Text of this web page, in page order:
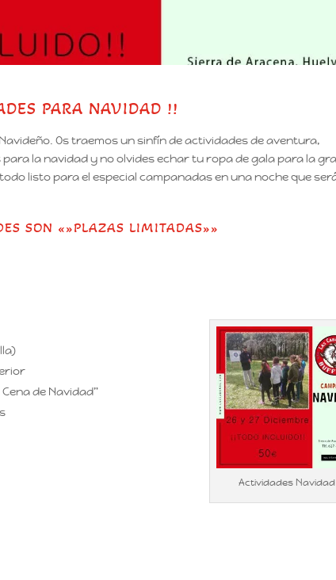
PARA NAVIDAD !!
Os traemos un sinfín de actividades de aventura,
la navidad y no olvides echar tu ropa de gala para la
listo para el especial campanadas en una noche que
SON «»PLAZAS LIMITADAS»»
Actividades Navidad
de Navidad”